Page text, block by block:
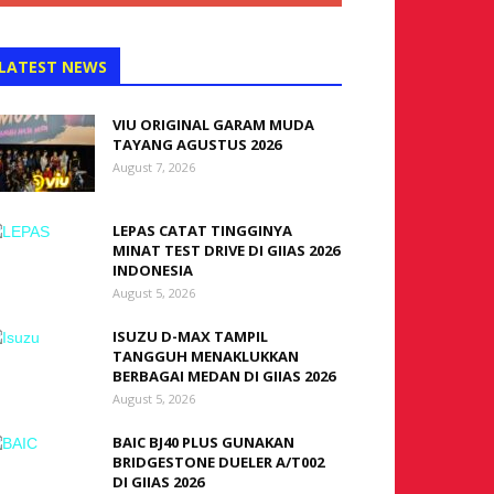
NEWS
VIU ORIGINAL GARAM MUDA
TAYANG AGUSTUS 2026
August 7, 2026
LEPAS CATAT TINGGINYA
MINAT TEST DRIVE DI GIIAS 2026
INDONESIA
August 5, 2026
ISUZU D-MAX TAMPIL
TANGGUH MENAKLUKKAN
BERBAGAI MEDAN DI GIIAS 2026
August 5, 2026
BAIC BJ40 PLUS GUNAKAN
BRIDGESTONE DUELER A/T002
DI GIIAS 2026